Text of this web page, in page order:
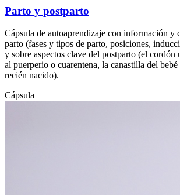
Parto y postparto
Cápsula de autoaprendizaje con información y
parto (fases y tipos de parto, posiciones,
y sobre aspectos clave del postparto (el
al puerperio o cuarentena, la canastilla del
recién nacido).
Cápsula